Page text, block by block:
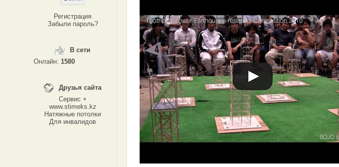
Регистрация
Забыли пароль?
В сети
Онлайн: 1580
Друзья сайта
Сервис +
www.stimeks.kz
Натяжные потолки
Для инвалидов